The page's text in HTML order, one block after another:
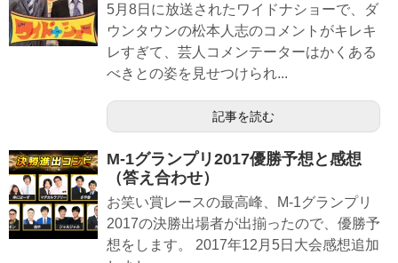
5月8日に放送されたワイドナショーで、ダ
ウンタウンの松本人志のコメントがキレキ
レすぎて、芸人コメンテーターはかくある
べきとの姿を見せつけられ...
記事を読む
M-1グランプリ2017優勝予想と感想
（答え合わせ）
お笑い賞レースの最高峰、M-1グランプリ
2017の決勝出場者が出揃ったので、優勝予
想をします。 2017年12月5日大会感想追加